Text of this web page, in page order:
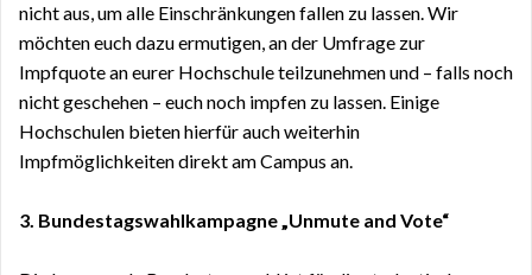
nicht aus, um alle Einschränkungen fallen zu lassen. Wir
möchten euch dazu ermutigen, an der Umfrage zur
Impfquote an eurer Hochschule teilzunehmen und – falls noch
nicht geschehen – euch noch impfen zu lassen. Einige
Hochschulen bieten hierfür auchweiterhin
Impfmöglichkeiten direkt am Campus an.
3. Bundestagswahlkampagne „Unmute and Vote“